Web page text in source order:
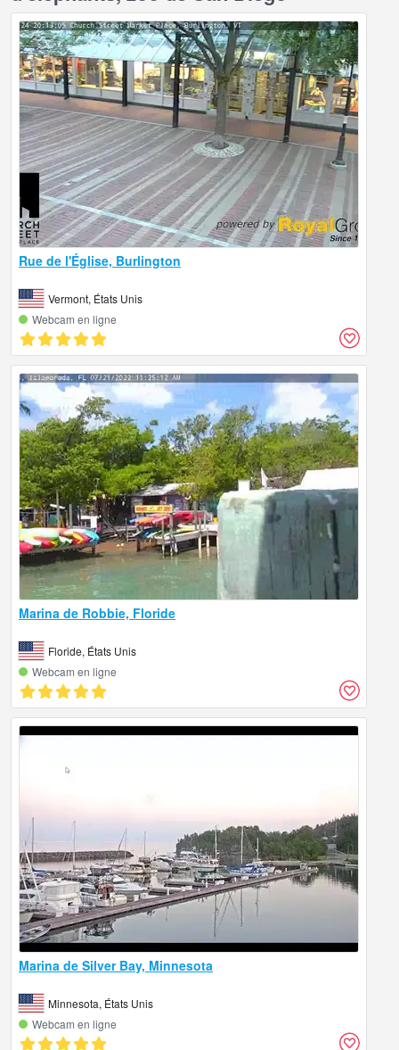
Rue de l'Église, Burlington
Vermont, États Unis
Webcam en ligne
Marina de Robbie, Floride
Floride, États Unis
Webcam en ligne
Marina de Silver Bay, Minnesota
Minnesota, États Unis
Webcam en ligne